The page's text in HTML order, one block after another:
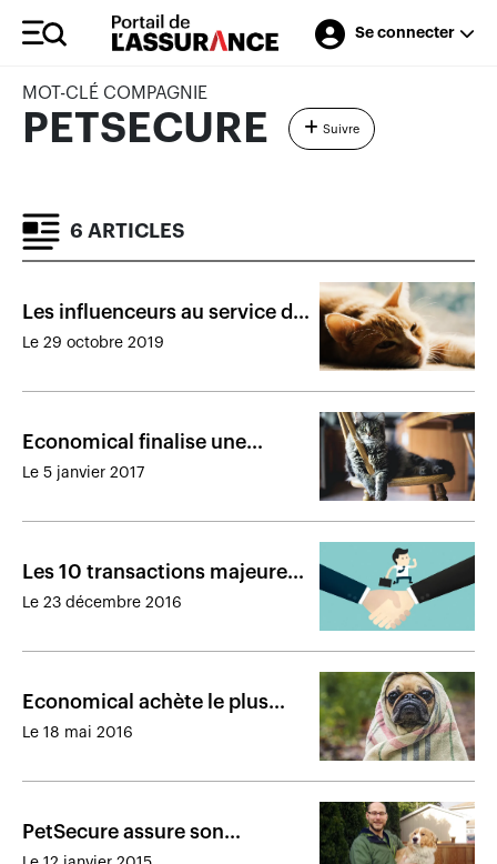
Se connecter
MOT-CLÉ COMPAGNIE
PETSECURE Suivre
6 ARTICLES
Les influenceurs au service de
l’assurance des animaux de
Le 29 octobre 2019
Economical finalise une
acquisition et poursuit sa
Le 5 janvier 2017
Les 10 transactions majeures
de 2016
Le 23 décembre 2016
Economical achète le plus
important assureur pour
Le 18 mai 2016
PetSecure assure son
millionième animal de